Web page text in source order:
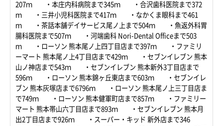
207ｍ ・本庄内科病院まで345ｍ ・合沢歯科医院まで372
ｍ ・三井小児科医院まで417ｍ ・なかくま眼科まで461
ｍ ・茶話本舗デイサービス尾ノ上まで504ｍ ・魚返外科胃
腸科医院まで507ｍ ・河端歯科 Nori-Dental Officeまで503
ｍ ・ローソン 熊本尾ノ上四丁目店まで397ｍ ・ファミリ
ーマート 熊本尾ノ上4丁目店まで429ｍ ・セブンイレブン 熊本
山ノ神店まで543ｍ ・セブンイレブン 熊本新外3丁目店まで
596ｍ ・ローソン 熊本錦ヶ丘東店まで603ｍ ・セブンイレ
ブン 熊本灰塚店まで6796ｍ ・ローソン 熊本尾ノ上三丁目店ま
で749ｍ ・ローソン 熊本健軍町店まで857ｍ ・ファミリー
マート 熊本帯山六丁目店まで893ｍ ・セブンイレブン 熊本月
出2丁目店まで926ｍ ・スーパー・キッド 新外店まで346